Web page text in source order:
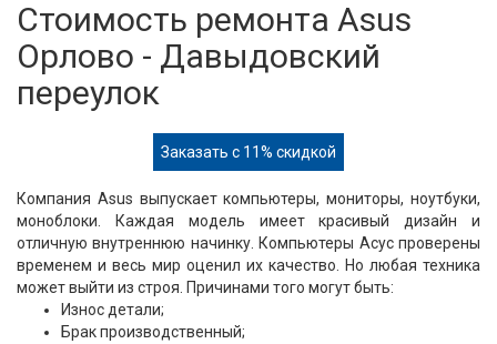
Стоимость ремонта Asus
Орлово - Давыдовский
переулок
Заказать с 11% скидкой
Компания Asus выпускает компьютеры, мониторы, ноутбуки,
моноблоки. Каждая модель имеет красивый дизайн и
отличную внутреннюю начинку. Компьютеры Асус проверены
временем и весь мир оценил их качество. Но любая техника
может выйти из строя. Причинами того могут быть:
Износ детали;
Брак производственный;